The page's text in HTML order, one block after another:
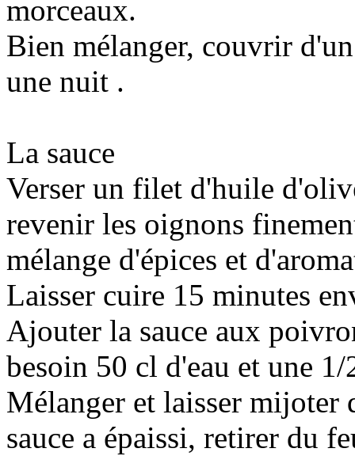
morceaux.
Bien mélanger, couvrir
une nuit .
La sauce
Verser un filet d'huile
revenir les oignons
mélange d'épices et
Laisser cuire 15 minutes
Ajouter la sauce aux
besoin 50 cl d'eau et une
Mélanger et laisser mijoter
sauce a épaissi, retirer du